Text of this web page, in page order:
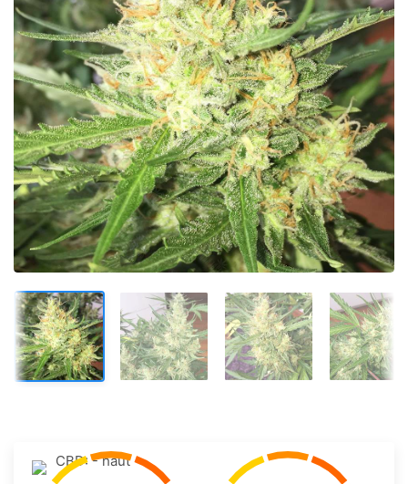
CBD: - haut